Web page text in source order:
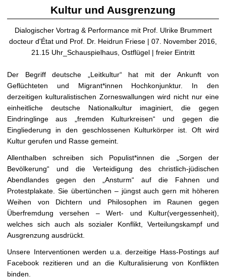
Kultur und Ausgrenzung
Dialogischer Vortrag & Performance mit Prof. Ulrike Brummert
docteur d'État und Prof. Dr. Heidrun Friese | 07. November 2016,
21.15 Uhr_Schauspielhaus, Ostflügel | freier Eintritt
Der Begriff deutsche „Leitkultur“ hat mit der Ankunft von
Geflüchteten und Migrant*innen Hochkonjunktur. In den
derzeitigen kulturalistischen Zorneswallungen wird nicht nur eine
einheitliche deutsche Nationalkultur imaginiert, die gegen
Eindringlinge aus „fremden Kulturkreisen“ und gegen die
Eingliederung in den geschlossenen Kulturkörper ist. Oft wird
Kultur gerufen und Rasse gemeint.
Allenthalben schreiben sich Populist*innen die „Sorgen der
Bevölkerung“ und die Verteidigung des christlich-jüdischen
Abendlandes gegen den „Ansturm“ auf die Fahnen und
Protestplakate. Sie übertünchen – jüngst auch gern mit höheren
Weihen von Dichtern und Philosophen im Raunen gegen
Überfremdung versehen – Wert- und Kultur(vergessenheit),
welches sich auch als sozialer Konflikt, Verteilungskampf und
Ausgrenzung ausdrückt.
Unsere Interventionen werden u.a. derzeitige Hass-Postings auf
Facebook rezitieren und an die Kulturalisierung von Konflikten
binden.